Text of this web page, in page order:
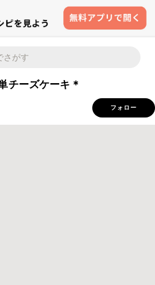
チーズケーキ＊
フォロー